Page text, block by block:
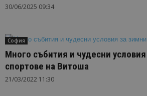
30/06/2025 09:34
София
Много събития и чудесни
спортове на Витоша
21/03/2022 11:30